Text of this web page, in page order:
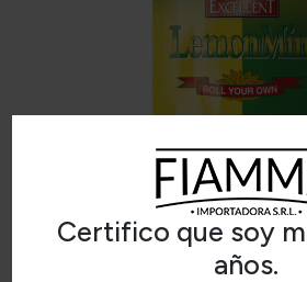
Certifico que soy
años.